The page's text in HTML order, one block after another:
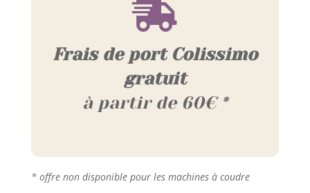

Frais de port Colissimo
gratuit
à partir de 60€ *
* offre non disponible pour les machines à coudre